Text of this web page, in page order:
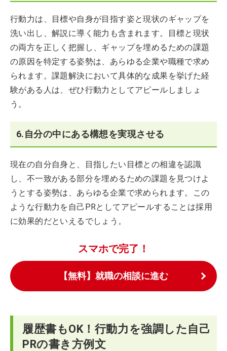
行動力は、目標や自身が目指す姿と現状のギャップを
洗い出し、解説に導く能力も含まれます。目標と現状
の両方を正しく把握し、ギャップを埋めるための課題
の原因を特定する姿勢は、あらゆる企業や職種で求め
られます。課題解決において具体的な成果を挙げた経
験がある人は、ぜひ行動力としてアピールしましょ
う。
6.自分の中にある構想を実現させる
現在の自分自身と、目指したい目標との相違を認識
し、不一致がある部分を埋めるための課題を見つけよ
うとする姿勢は、あらゆる企業で求められます。この
ような行動力を自己PRとしてアピールすることは採用
に効果的だといえるでしょう。
スマホで完了！
【無料】就職の相談に進む
履歴書もOK！行動力を強調した自己
PRの書き方例文